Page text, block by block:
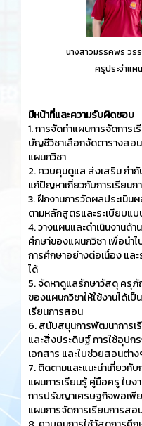
นางสาวมรรคพร วร
ครูประจำแผ
มีหน้าที่และความรับผิดชอบ
1. การจัดทำแผนการจัดการ
บัญชีวิชาเลือกจัดตารางสอ
แผนกวิชา
2. ควบคุมดูแล ส่งเสริม กำ
แก้ปัญหาเกี่ยวกับการเรียนก
3. ฝึกงานการวัดผลประเมิน
ตามหลักสูตรและระเบียบแ
4. วางแผนและดำเนินงานด้
ศึกษา่ของแผนกวิชา เพื่อน
การศึกษาอย่างต่อเนื่อง แล
ได้
5. จัดหาดูแลรักษาวัสดุ ครุ
ของแผนกวิชาให้ใช้งานได้เ
เรียนการสอน
6. สนับสนุนการพัฒนาการเ
และสิ่งประดิษฐ์ การใช้อุปก
เอกสาร และใบช่วยสอนต่าง
7. ติดตามและแนะนำเกี่ยวกั
แผนการเรียนรู้ คู่มือครู ใบ
การปรัฃญาเศรษฐกิจพอเ
แผนการจัดการเรียนการสอ